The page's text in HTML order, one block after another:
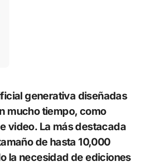
mucho tiempo, como
video. La más destacada
de hasta 10,000
la necesidad de ediciones